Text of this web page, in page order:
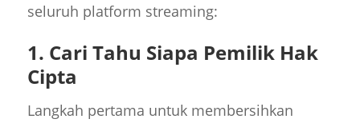
seluruh platform streaming:
1. Cari Tahu Siapa Pemilik Hak
Cipta
Langkah pertama untuk membersihkan